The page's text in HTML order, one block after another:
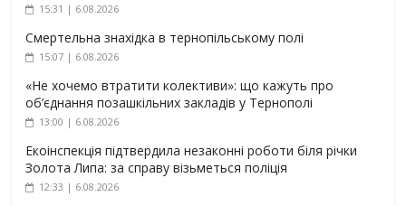
15:31 | 6.08.2026
Смертельна знахідка в тернопільському полі
15:07 | 6.08.2026
«Не хочемо втратити колективи»: що кажуть про
об’єднання позашкільних закладів у Тернополі
13:00 | 6.08.2026
Екоінспекція підтвердила незаконні роботи біля річки
Золота Липа: за справу візьметься поліція
12:33 | 6.08.2026